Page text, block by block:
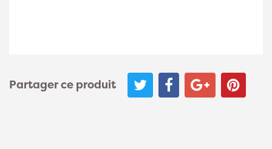
Partager ce produit